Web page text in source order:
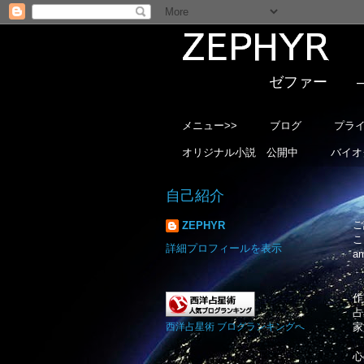
ゼファー
メニュー>> ブログ プラ
オリジナル小説 公開中 バイ
自己紹介
ZEPHYR
詳細プロフィールを表示
西洋占星術 ブログランキングへ